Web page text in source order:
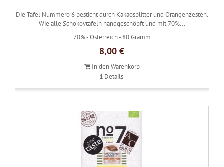
Die Tafel Nummero 6 besticht durch Kakaosplitter und Orangenzesten.
Wie alle Schokovtafeln handgeschöpft und mit 70%...
70% -Österreich - 80 Gramm
8,00 €
In den Warenkorb
Details